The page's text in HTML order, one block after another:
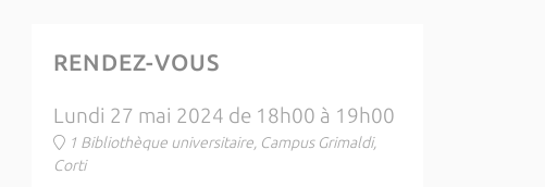
RENDEZ-VOUS
Lundi 27 mai 2024 de 18h00 à 19h00
1 Bibliothèque universitaire, Campus Grimaldi,
Corti